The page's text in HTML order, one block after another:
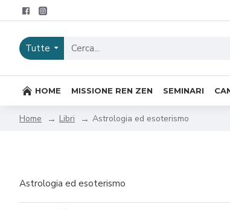
Tutte
HOME MISSIONE REN ZEN SEMINARI
Home Libri Astrologia ed esoterismo
Astrologia ed esoterismo